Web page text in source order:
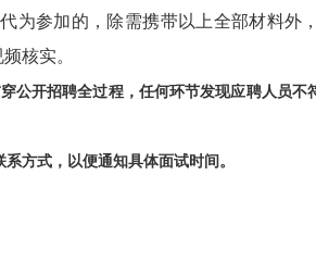
参加的，除需携带以上全部材料外
核实。
开招聘全过程，任何环节发现应聘人员
方式，以便通知具体面试时间。